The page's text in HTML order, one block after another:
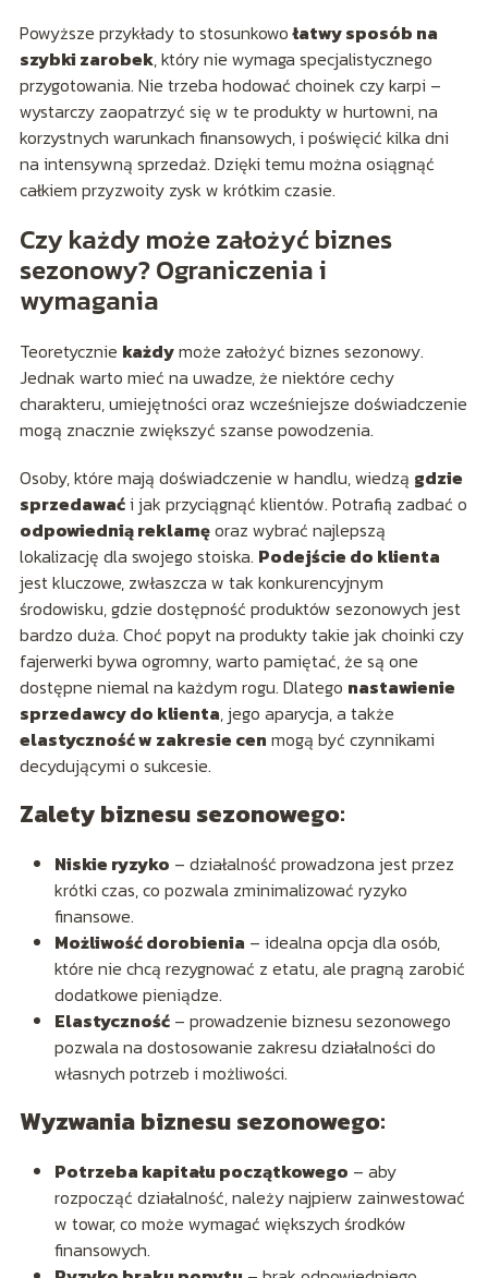
Powyższe przykłady to stosunkowołatwy sposób na
szybki zarobek, który nie wymaga specjalistycznego
przygotowania. Nie trzeba hodować choinek czy karpi –
wystarczy zaopatrzyć się w te produkty w hurtowni, na
korzystnych warunkach finansowych, i poświęcić kilka dni
na intensywną sprzedaż. Dzięki temu można osiągnąć
całkiem przyzwoity zysk w krótkim czasie.
Czy każdy może założyć biznes
sezonowy? Ograniczenia i
wymagania
Teoretycznie każdymoże założyć biznes sezonowy.
Jednak warto mieć na uwadze, że niektóre cechy
charakteru, umiejętności oraz wcześniejsze doświadczenie
mogą znacznie zwiększyć szanse powodzenia.
Osoby, które mają doświadczenie w handlu, wiedzą gdzie
sprzedawaći jak przyciągnąć klientów. Potrafią zadbać o
odpowiednią reklamęoraz wybrać najlepszą
lokalizację dla swojego stoiska. Podejście do klienta
jest kluczowe, zwłaszcza w tak konkurencyjnym
środowisku, gdzie dostępność produktów sezonowych jest
bardzo duża. Choć popyt na produkty takie jak choinki czy
fajerwerki bywa ogromny, warto pamiętać, że są one
dostępne niemal na każdym rogu. Dlatego nastawienie
sprzedawcy do klienta, jego aparycja, a także
elastyczność w zakresie cen mogą być czynnikami
decydującymi o sukcesie.
Zalety biznesu sezonowego:
Niskie ryzyko – działalność prowadzona jest przez
krótki czas, co pozwala zminimalizować ryzyko
finansowe.
Możliwość dorobienia – idealna opcja dla osób,
które nie chcą rezygnować z etatu, ale pragną zarobić
dodatkowe pieniądze.
Elastyczność– prowadzenie biznesu sezonowego
pozwala na dostosowanie zakresu działalności do
własnych potrzeb i możliwości.
Wyzwania biznesu sezonowego:
Potrzeba kapitału początkowego – aby
rozpocząć działalność, należy najpierw zainwestować
w towar, co może wymagać większych środków
finansowych.